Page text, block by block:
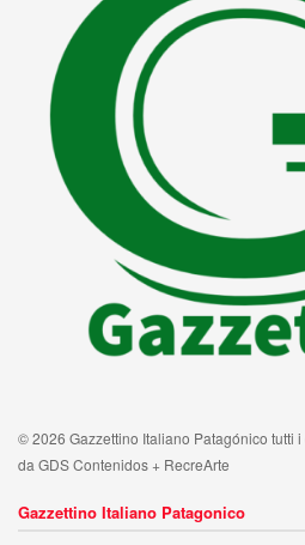
© 2026 Gazzettino Italiano Patagónico tutti
da GDS Contenidos + RecreArte
Gazzettino Italiano Patagonico